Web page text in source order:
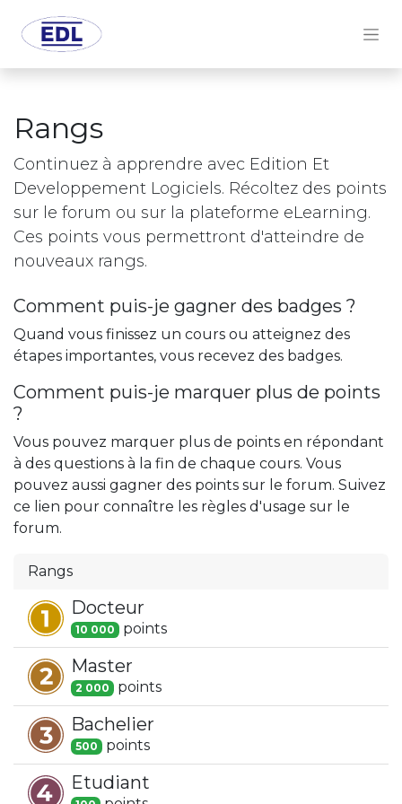
Rangs
Continuez à apprendre avec Edition Et
Developpement Logiciels. Récoltez des points
sur le forum ou sur la plateforme eLearning.
Ces points vous permettront d'atteindre de
nouveaux rangs.
Comment puis-je gagner des badges ?
Quand vous finissez un cours ou atteignez des
étapes importantes, vous recevez des badges.
Comment puis-je marquer plus de points
?
Vous pouvez marquer plus de points en répondant
à des questions à la fin de chaque cours. Vous
pouvez aussi gagner des points sur le forum. Suivez
ce lien pour connaître les règles d'usage sur le
forum.
Rangs
Docteur
10 000 points
Master
2 000 points
Bachelier
500 points
Etudiant